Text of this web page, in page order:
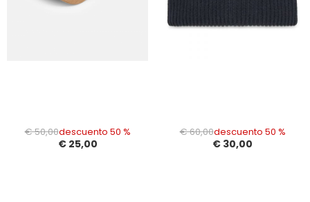
€ 50,00descuento 50 %
€ 25,00
€ 60,00descuento 50 %
€ 30,00